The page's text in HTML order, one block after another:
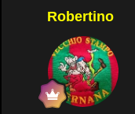
Robertino